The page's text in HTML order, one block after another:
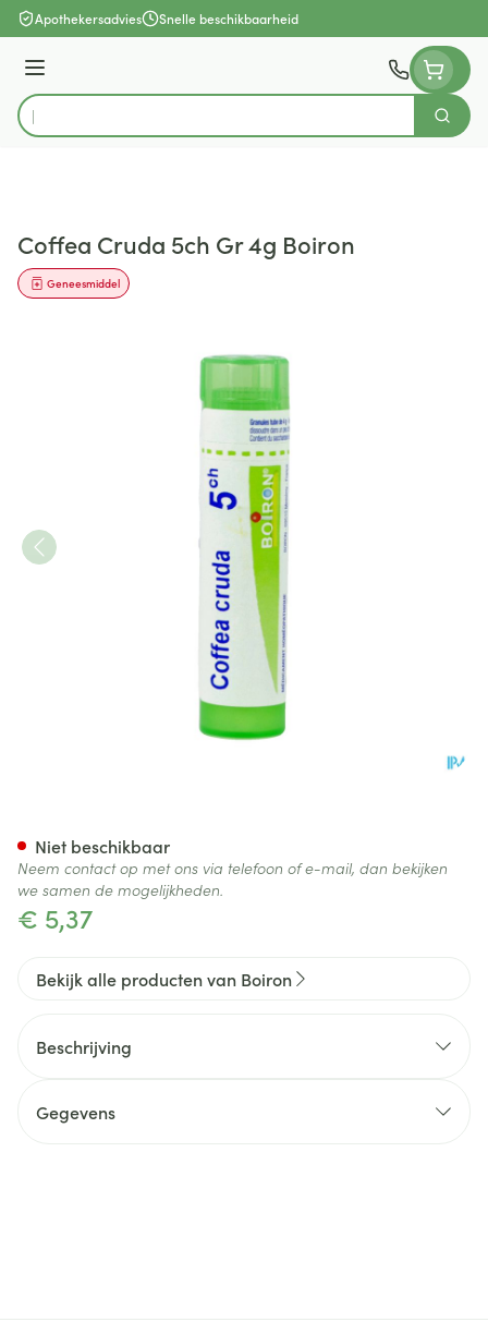
Ga naar de inhoud
Apothekersadvies Snelle beschikbaarheid
Menu
Product, merk, categorie...
Zoek
Coffea Cruda 5ch Gr 4g Boiron
Geneesmiddel
€ 5,37
Niet beschikbaar
Neem contact op met ons via telefoon of e-mail, dan bekijken
we samen de mogelijkheden.
Bekijk alle producten van Boiron
Beschrijving
Gegevens